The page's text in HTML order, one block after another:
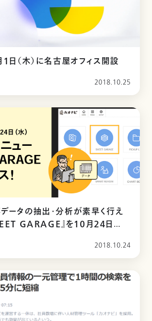
日（木）に名古屋オフィス開設
2018.10.25
ータの抽出・分析が素早く行え
GARAGE』を10月24日
2018.10.24